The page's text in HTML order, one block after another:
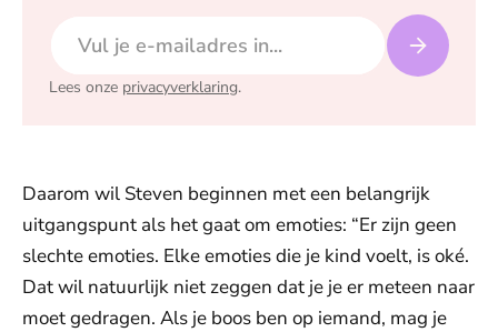
Lees onze privacyverklaring.
Daarom wil Steven beginnen met een belangrijk
uitgangspunt als het gaat om emoties: “Er zijn geen
slechte emoties. Elke emoties die je kind voelt, is oké.
Dat wil natuurlijk niet zeggen dat je je er meteen naar
moet gedragen. Als je boos ben op iemand, mag je